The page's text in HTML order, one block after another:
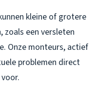
kleine of grotere
zoals een versleten
Onze monteurs, actief
problemen direct